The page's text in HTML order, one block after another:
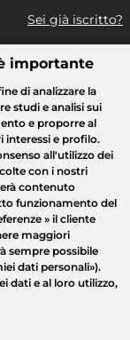
Sei già iscritto?
Elettrodomestici
importante
di analizzare la
studi e analisi sui
e proporre al
interessi e profilo.
all'utilizzo dei
con i nostri
contenuto
funzionamento del
»il cliente
maggiori
sempre possibile
dati personali»).
dati e al loro utilizzo,